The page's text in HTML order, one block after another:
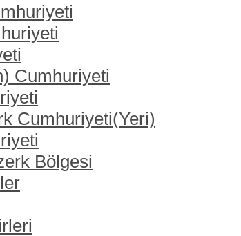
Cumhuriyeti
Cumhuriyeti(Yeri)
Bölgesi